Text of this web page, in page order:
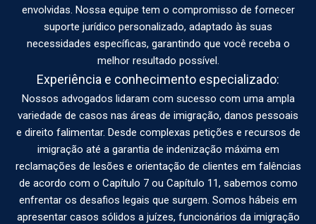
envolvidas. Nossa equipe tem o compromisso de fornecer
suporte jurídico personalizado, adaptado às suas
necessidades específicas, garantindo que você receba o
melhor resultado possível.
Experiência e conhecimento especializado:
Nossos advogados lidaram com sucesso com uma ampla
variedade de casos nas áreas de imigração, danos pessoais
e direito falimentar. Desde complexas petições e recursos de
imigração até a garantia de indenização máxima em
reclamações de lesões e orientação de clientes em falências
de acordo com o Capítulo 7 ou Capítulo 11, sabemos como
enfrentar os desafios legais que surgem. Somos hábeis em
apresentar casos sólidos a juízes, funcionários da imigração